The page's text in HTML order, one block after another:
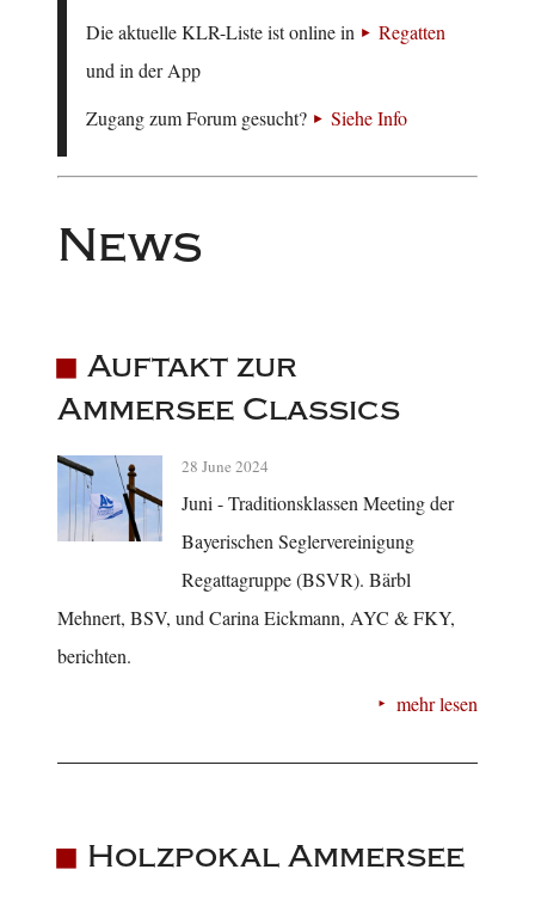
Die aktuelle KLR-Liste ist online in
Regatten
und in der App
Zugang zum Forum gesucht?
Siehe Info
News
Auftakt zur
Ammersee Classics
28 June 2024
Juni - Traditionsklassen Meeting der
Bayerischen Seglervereinigung
Regattagruppe (BSVR). Bärbl
Mehnert, BSV, und Carina Eickmann, AYC & FKY,
berichten.
mehr lesen
Holzpokal Ammersee